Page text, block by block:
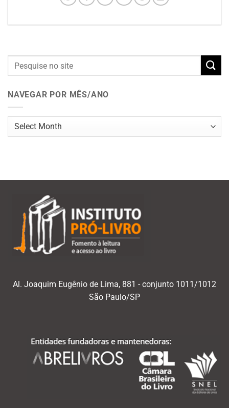
NAVEGAR POR MÊS/ANO
Navegar
Al. Joaquim Eugênio de Lima, 881 - conjunto 1011/1012
São Paulo/SP